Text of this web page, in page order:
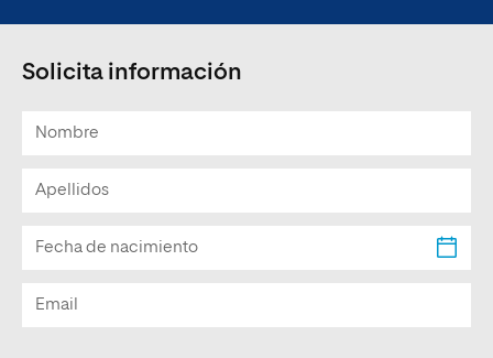
Solicita información